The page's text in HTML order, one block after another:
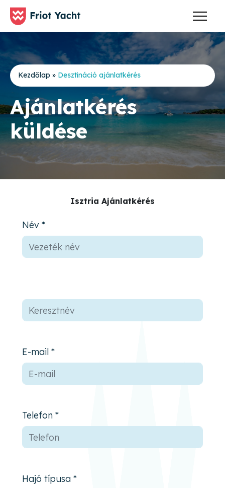
Kezdőlap » Desztináció ajánlatkérés
Ajánlatkérés
küldése
Isztria Ajánlatkérés
Név *
E-mail *
Telefon *
Hajó típusa *